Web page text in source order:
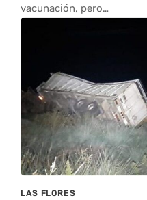
vacunación, pero…
LAS FLORES